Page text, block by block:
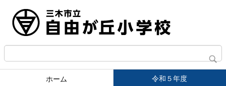
ホーム 令和５年度